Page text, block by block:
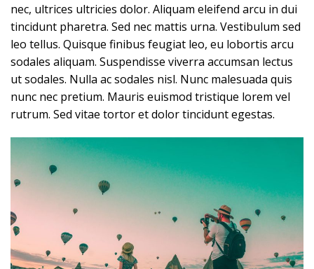
nec, ultrices ultricies dolor. Aliquam eleifend arcu in dui
tincidunt pharetra. Sed nec mattis urna. Vestibulum sed
leo tellus. Quisque finibus feugiat leo, eu lobortis arcu
sodales aliquam. Suspendisse viverra accumsan lectus
ut sodales. Nulla ac sodales nisl. Nunc malesuada quis
nunc nec pretium. Mauris euismod tristique lorem vel
rutrum. Sed vitae tortor et dolor tincidunt egestas.